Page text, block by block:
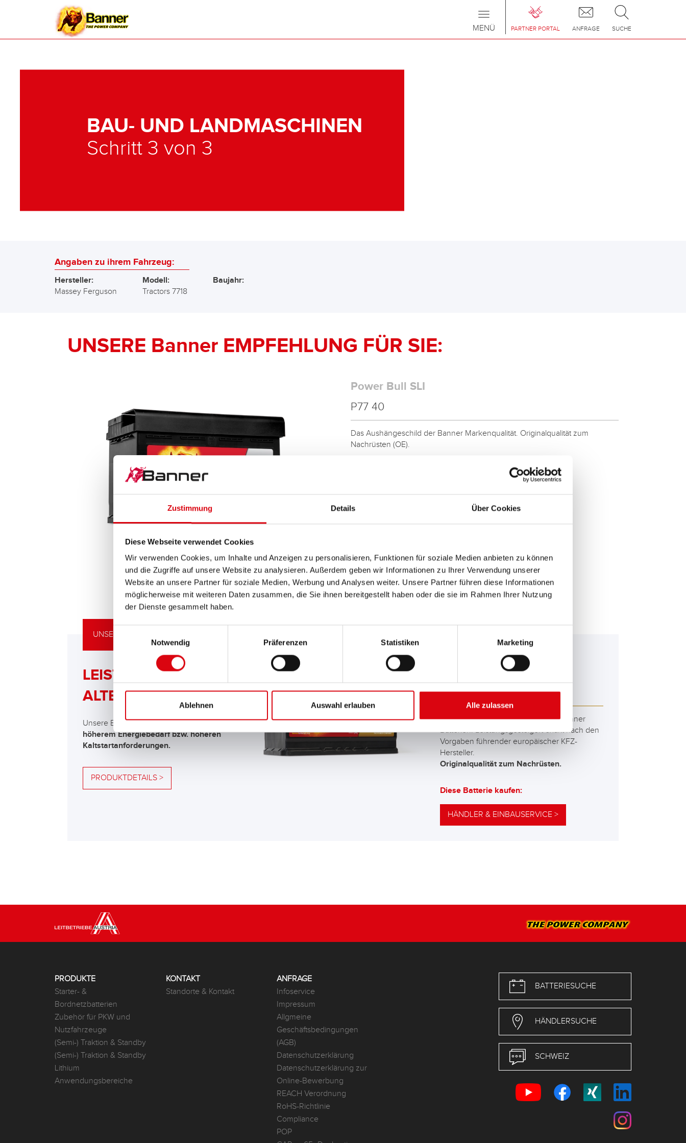
Zustimmung Details Über Cookies
Diese Webseite verwendet Cookies
Wir verwenden Cookies, um Inhalte und Anzeigen zu personalisieren, Funktionen für soziale Medien anbieten zu können
und die Zugriffe auf unsere Website zu analysieren. Außerdem geben wir Informationen zu Ihrer Verwendung unserer
Website an unsere Partner für soziale Medien, Werbung und Analysen weiter. Unsere Partner führen diese Informationen
möglicherweise mit weiteren Daten zusammen, die Sie ihnen bereitgestellt haben oder die sie im Rahmen Ihrer Nutzung
der Dienste gesammelt haben.
Notwendig
Präferenzen Statistiken Marketing
Ablehnen Auswahl erlauben Alle zulassen
PARTNER PORTAL ANFRAGE SUCHE
Toggle
navigation
MENÜ
BAU- UND LANDMASCHINEN
Schritt 3 von 3
Angaben zu ihrem Fahrzeug:
Hersteller:
Massey Ferguson
Modell:
Tractors 7718
Baujahr:
UNSERE Banner EMPFEHLUNG FÜR SIE:
Power Bull SLI
P77 40
Das Aushängeschild der Banner Markenqualität. Originalqualität zum
Nachrüsten (OE).
Diese Batterie kaufen:
LEISTUNGSSTARKE
ALTERNATIVE
Unsere Empfehlung für Fahrzeuge mit
höherem Energiebedarf bzw. höheren
Kaltstartanforderungen.
PRODUKTDETAILS >
Running Bull AGM
AGM 570 01
Die besten und leistungsfähigsten Banner
Batterien. Leistungsgesteigert exakt nach den
Vorgaben führender europäischer KFZ-
Hersteller.
Originalqualität zum Nachrüsten.
Diese Batterie kaufen:
HÄNDLER & EINBAUSERVICE >
UNSERE UPGRADING EMPFEHLUNG
PRODUKTE
Starter- &
Bordnetzbatterien
Zubehör für PKW und
Nutzfahrzeuge
(Semi-) Traktion & Standby
(Semi-) Traktion & Standby
Lithium
Anwendungsbereiche
KONTAKT
Standorte & Kontakt
ANFRAGE
Infoservice
Impressum
Allgmeine
Geschäftsbedingungen
(AGB)
Datenschutzerklärung
Datenschutzerklärung zur
Online-Bewerbung
REACH Verordnung
RoHS-Richtlinie
Compliance
POP
BATTERIESUCHE
HÄNDLERSUCHE
SCHWEIZ